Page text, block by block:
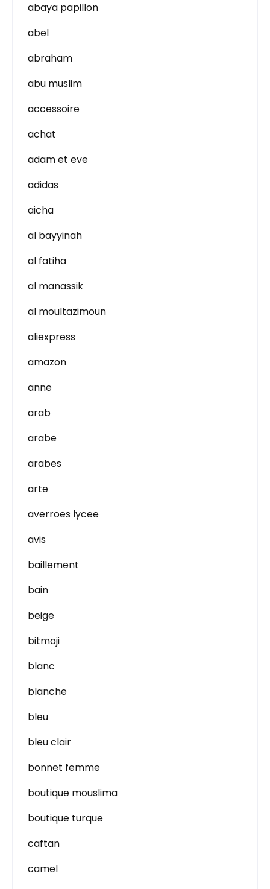
abaya papillon
abel
abraham
abu muslim
accessoire
achat
adam et eve
adidas
aicha
al bayyinah
al fatiha
al manassik
al moultazimoun
aliexpress
amazon
anne
arab
arabe
arabes
arte
averroes lycee
avis
baillement
bain
beige
bitmoji
blanc
blanche
bleu
bleu clair
bonnet femme
boutique mouslima
boutique turque
caftan
camel